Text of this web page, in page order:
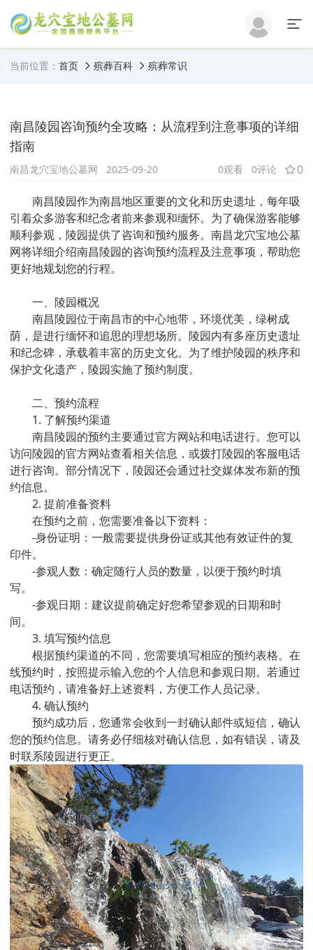
当前位置： 首页 殡葬百科 殡葬常识
南昌陵园咨询预约全攻略：从流程到注意事项的详细
指南
南昌龙穴宝地公墓网 2025-09-20 0观看 0评论 0
南昌陵园作为南昌地区重要的文化和历史遗址，每年吸
引着众多游客和纪念者前来参观和缅怀。为了确保游客能够
顺利参观，陵园提供了咨询和预约服务。南昌龙穴宝地公墓
网将详细介绍南昌陵园的咨询预约流程及注意事项，帮助您
更好地规划您的行程。
一、陵园概况
南昌陵园位于南昌市的中心地带，环境优美，绿树成
荫，是进行缅怀和追思的理想场所。陵园内有多座历史遗址
和纪念碑，承载着丰富的历史文化。为了维护陵园的秩序和
保护文化遗产，陵园实施了预约制度。
二、预约流程
1. 了解预约渠道
南昌陵园的预约主要通过官方网站和电话进行。您可以
访问陵园的官方网站查看相关信息，或拨打陵园的客服电话
进行咨询。部分情况下，陵园还会通过社交媒体发布新的预
约信息。
2. 提前准备资料
在预约之前，您需要准备以下资料：
-身份证明：一般需要提供身份证或其他有效证件的复
印件。
-参观人数：确定随行人员的数量，以便于预约时填
写。
-参观日期：建议提前确定好您希望参观的日期和时
间。
3. 填写预约信息
根据预约渠道的不同，您需要填写相应的预约表格。在
线预约时，按照提示输入您的个人信息和参观日期。若通过
电话预约，请准备好上述资料，方便工作人员记录。
4. 确认预约
预约成功后，您通常会收到一封确认邮件或短信，确认
您的预约信息。请务必仔细核对确认信息，如有错误，请及
时联系陵园进行更正。